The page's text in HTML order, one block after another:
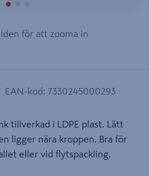
för att zooma in
EAN-kod: 7330245000293
tillverkad i LDPE plast. Lätt
ligger nära kroppen. Bra för
eller vid flytspackling.